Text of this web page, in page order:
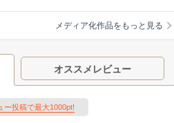
士・『災厄潰し』と希代の死霊使い・
を賭けた勝負が決した。――そして、舞
ールファンタジー、開幕!!
グガンガン」スクウェア・エニックス
メディア化作品をもっと見る
オススメレビュー
ー投稿で最大1000pt!